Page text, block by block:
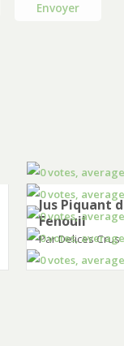
Jus Piquant
Fenouil
Par Delices Crus